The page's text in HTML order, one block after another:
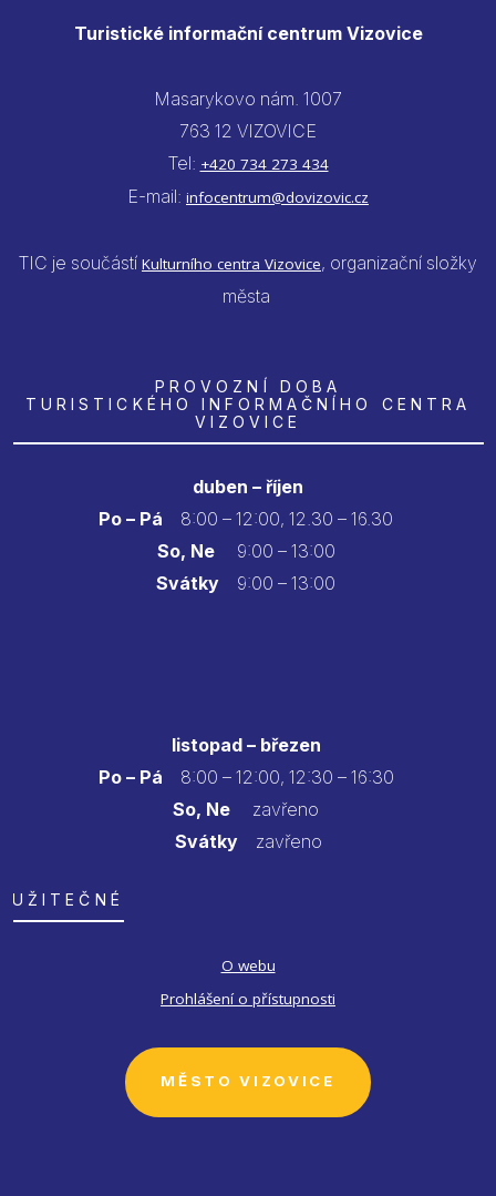
Turistické informační centrum Vizovice
Masarykovo nám. 1007
763 12 VIZOVICE
Tel: +420 734 273 434
E-mail: infocentrum@dovizovic.cz
TIC je součástí Kulturního centra Vizovice, organizační složky
města
PROVOZNÍ DOBA
TURISTICKÉHO INFORMAČNÍHO CENTRA
VIZOVICE
duben – říjen
Po – Pá
8:00 – 12:00, 12.30 – 16.30
So, Ne9:00 – 13:00
Svátky 9:00 – 13:00
listopad – březen
Po – Pá 8:00 – 12:00, 12:30 – 16:30
So, Ne zavřeno
Svátkyzavřeno
UŽITEČNÉ
O webu
Prohlášení o přístupnosti
MĚSTO VIZOVICE